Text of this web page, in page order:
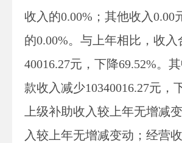
收入的0.00%；其他收入0.00
的0.00%。与上年相比，收入
40016.27元， 下降69.52%。
款收入减少10340016.27元，
上级补助收入较上年无增减
入较上年无增减变动；经营